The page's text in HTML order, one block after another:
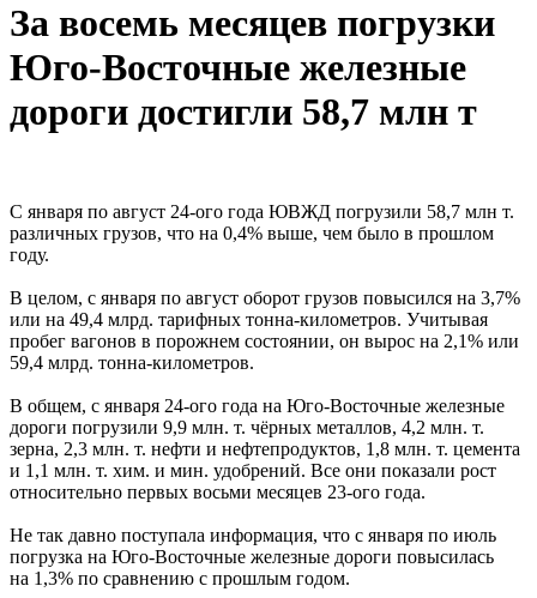
За восемь месяцев погрузки
Юго-Восточные железные
дороги достигли 58,7 млн т
С января по август 24-ого года ЮВЖД погрузили 58,7 млн т.
различных грузов, что на 0,4% выше, чем было в прошлом
году.
В целом, с января по август оборот грузов повысился на 3,7%
или на 49,4 млрд. тарифных тонна-километров. Учитывая
пробег вагонов в порожнем состоянии, он вырос на 2,1% или
59,4 млрд. тонна-километров.
В общем, с января 24-ого года на Юго-Восточные железные
дороги погрузили 9,9 млн. т. чёрных металлов, 4,2 млн. т.
зерна, 2,3 млн. т. нефти и нефтепродуктов, 1,8 млн. т. цемента
и 1,1 млн. т. хим. и мин. удобрений. Все они показали рост
относительно первых восьми месяцев 23-ого года.
Не так давно поступала информация, что с января по июль
погрузка на Юго-Восточные железные дороги повысилась
на 1,3% по сравнению с прошлым годом.